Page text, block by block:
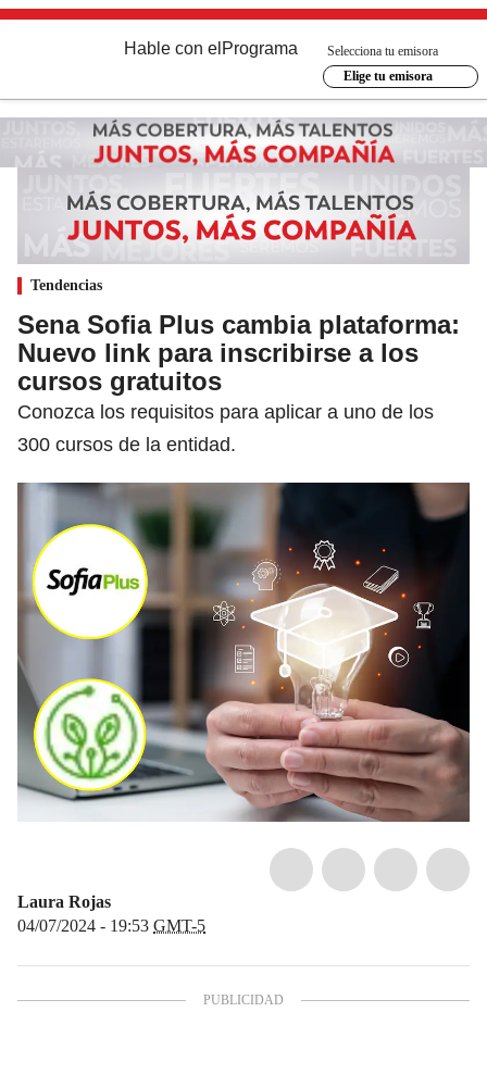
Hable con el Programa
Selecciona tu emisora
Elige tu emisora
Tendencias
Sena Sofia Plus cambia plataforma:
Nuevo link para inscribirse a los
cursos gratuitos
Conozca los requisitos para aplicar a uno de los
300 cursos de la entidad.
Laura Rojas
04/07/2024 - 19:53 GMT-5